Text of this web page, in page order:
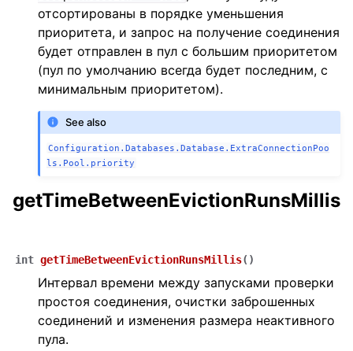
отсортированы в порядке уменьшения
приоритета, и запрос на получение соединения
будет отправлен в пул с большим приоритетом
(пул по умолчанию всегда будет последним, с
минимальным приоритетом).
See also
Configuration.Databases.Database.ExtraConnectionPoo
ls.Pool.priority
getTimeBetweenEvictionRunsMillis
int getTimeBetweenEvictionRunsMillis( )
Интервал времени между запусками проверки
простоя соединения, очистки заброшенных
соединений и изменения размера неактивного
пула.